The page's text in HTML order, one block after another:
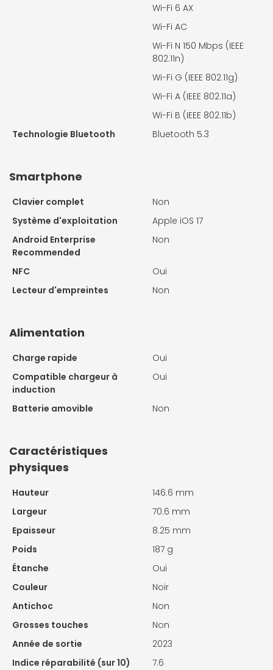
Wi-Fi 6 AX
Wi-Fi AC
Wi-Fi N 150 Mbps (IEEE
802.11n)
Wi-Fi G (IEEE 802.11g)
Wi-Fi A (IEEE 802.11a)
Wi-Fi B (IEEE 802.11b)
Technologie Bluetooth
Bluetooth 5.3
Smartphone
Clavier complet
Non
Système d'exploitation
Apple iOS 17
Android Enterprise
Recommended
Non
NFC
Oui
Lecteur d'empreintes
Non
Alimentation
Charge rapide
Oui
Compatible chargeur à
induction
Oui
Batterie amovible Non
Caractéristiques
physiques
Hauteur
146.6 mm
Largeur
70.6 mm
Epaisseur
8.25 mm
Poids
187 g
Étanche
Oui
Couleur
Noir
Antichoc
Non
Grosses touches
Non
Année de sortie
2023
Indice réparabilité (sur 10)
7.6